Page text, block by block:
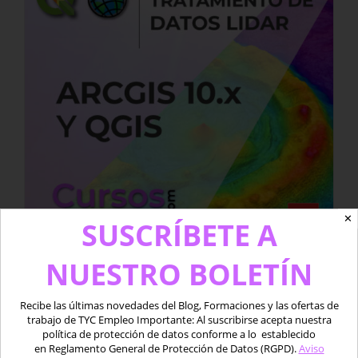
Curso presencial de Tratamiento de
1.100,00€ Original
price
was:
600,00€Current
price
is:
✕
SUSCRÍBETE A
NUESTRO BOLETÍN
Recibe las últimas novedades del Blog, Formaciones y las ofertas de
trabajo de TYC Empleo Importante: Al suscribirse acepta nuestra
política de protección de datos conforme a lo establecido
en Reglamento General de Protección de Datos (RGPD).Aviso